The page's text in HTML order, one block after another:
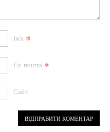
Ім'я *
Ел. пошта *
Сайт